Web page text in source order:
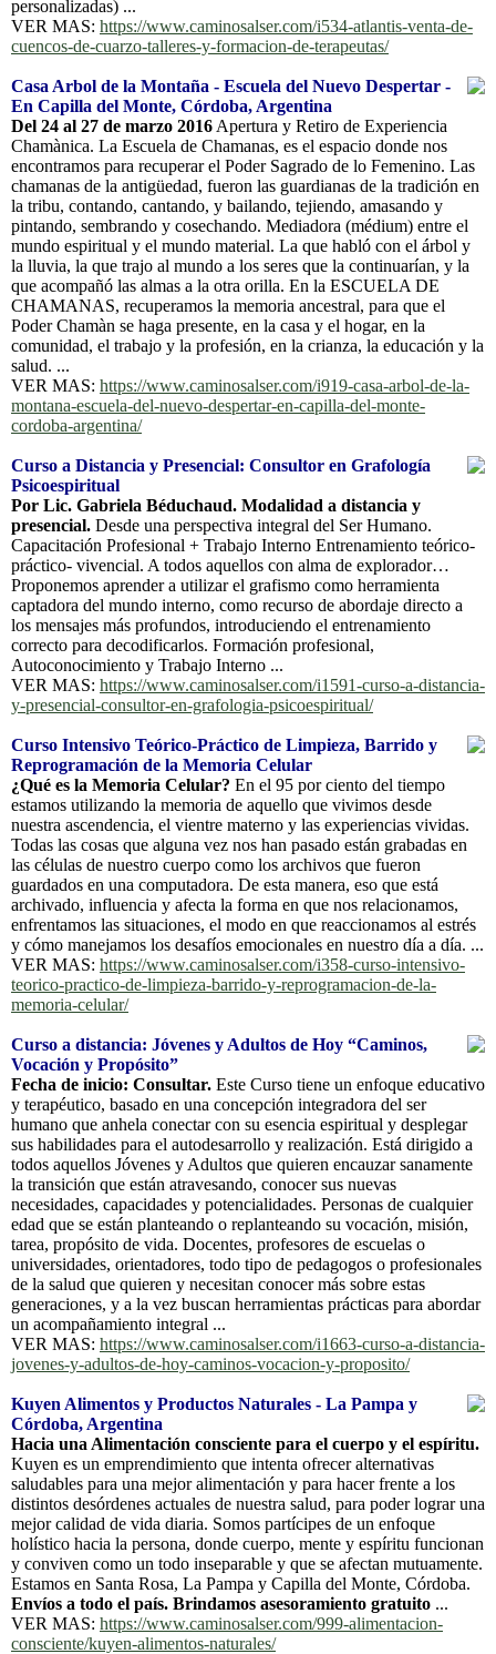
personalizadas) ...
VER MAS: https://www.caminosalser.com/i534-atlantis-venta-de-
cuencos-de-cuarzo-talleres-y-formacion-de-terapeutas/
Casa Arbol de la Montaña - Escuela del Nuevo Despertar -
En Capilla del Monte, Córdoba, Argentina
Del 24 al 27 de marzo 2016 Apertura y Retiro de Experiencia
Chamànica. La Escuela de Chamanas, es el espacio donde nos
encontramos para recuperar el Poder Sagrado de lo Femenino. Las
chamanas de la antigüedad, fueron las guardianas de la tradición en
la tribu, contando, cantando, y bailando, tejiendo, amasando y
pintando, sembrando y cosechando. Mediadora (médium) entre el
mundo espiritual y el mundo material. La que habló con el árbol y
la lluvia, la que trajo al mundo a los seres que la continuarían, y la
que acompañó las almas a la otra orilla. En la ESCUELA DE
CHAMANAS, recuperamos la memoria ancestral, para que el
Poder Chamàn se haga presente, en la casa y el hogar, en la
comunidad, el trabajo y la profesión, en la crianza, la educación y la
salud. ...
VER MAS: https://www.caminosalser.com/i919-casa-arbol-de-la-
montana-escuela-del-nuevo-despertar-en-capilla-del-monte-
cordoba-argentina/
Curso a Distancia y Presencial: Consultor en Grafología
Psicoespiritual
Por Lic. Gabriela Béduchaud. Modalidad a distancia y
presencial. Desde una perspectiva integral del Ser Humano.
Capacitación Profesional + Trabajo Interno Entrenamiento teórico-
práctico- vivencial. A todos aquellos con alma de explorador…
Proponemos aprender a utilizar el grafismo como herramienta
captadora del mundo interno, como recurso de abordaje directo a
los mensajes más profundos, introduciendo el entrenamiento
correcto para decodificarlos. Formación profesional,
Autoconocimiento y Trabajo Interno ...
VER MAS: https://www.caminosalser.com/i1591-curso-a-distancia-
y-presencial-consultor-en-grafologia-psicoespiritual/
Curso Intensivo Teórico-Práctico de Limpieza, Barrido y
Reprogramación de la Memoria Celular
¿Qué es la Memoria Celular? En el 95 por ciento del tiempo
estamos utilizando la memoria de aquello que vivimos desde
nuestra ascendencia, el vientre materno y las experiencias vividas.
Todas las cosas que alguna vez nos han pasado están grabadas en
las células de nuestro cuerpo como los archivos que fueron
guardados en una computadora. De esta manera, eso que está
archivado, influencia y afecta la forma en que nos relacionamos,
enfrentamos las situaciones, el modo en que reaccionamos al estrés
y cómo manejamos los desafíos emocionales en nuestro día a día. ...
VER MAS: https://www.caminosalser.com/i358-curso-intensivo-
teorico-practico-de-limpieza-barrido-y-reprogramacion-de-la-
memoria-celular/
Curso a distancia: Jóvenes y Adultos de Hoy “Caminos,
Vocación y Propósito”
Fecha de inicio: Consultar. Este Curso tiene un enfoque educativo
y terapéutico, basado en una concepción integradora del ser
humano que anhela conectar con su esencia espiritual y desplegar
sus habilidades para el autodesarrollo y realización. Está dirigido a
todos aquellos Jóvenes y Adultos que quieren encauzar sanamente
la transición que están atravesando, conocer sus nuevas
necesidades, capacidades y potencialidades. Personas de cualquier
edad que se están planteando o replanteando su vocación, misión,
tarea, propósito de vida. Docentes, profesores de escuelas o
universidades, orientadores, todo tipo de pedagogos o profesionales
de la salud que quieren y necesitan conocer más sobre estas
generaciones, y a la vez buscan herramientas prácticas para abordar
un acompañamiento integral ...
VER MAS: https://www.caminosalser.com/i1663-curso-a-distancia-
jovenes-y-adultos-de-hoy-caminos-vocacion-y-proposito/
Kuyen Alimentos y Productos Naturales - La Pampa y
Córdoba, Argentina
Hacia una Alimentación consciente para el cuerpo y el espíritu.
Kuyen es un emprendimiento que intenta ofrecer alternativas
saludables para una mejor alimentación y para hacer frente a los
distintos desórdenes actuales de nuestra salud, para poder lograr una
mejor calidad de vida diaria. Somos partícipes de un enfoque
holístico hacia la persona, donde cuerpo, mente y espíritu funcionan
y conviven como un todo inseparable y que se afectan mutuamente.
Estamos en Santa Rosa, La Pampa y Capilla del Monte, Córdoba.
Envíos a todo el país. Brindamos asesoramiento gratuito ...
VER MAS: https://www.caminosalser.com/999-alimentacion-
consciente/kuyen-alimentos-naturales/